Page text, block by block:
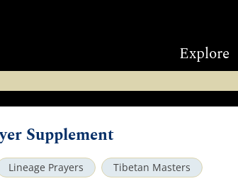
Explore
Supplement
Lineage Prayers
Tibetan Masters